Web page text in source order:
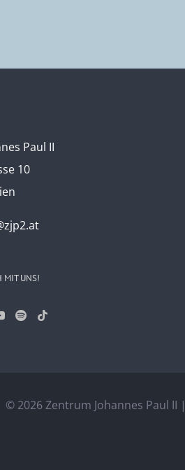
Paul II
10
MIT UNS!
© 2026 Zentrum Johannes Paul II |